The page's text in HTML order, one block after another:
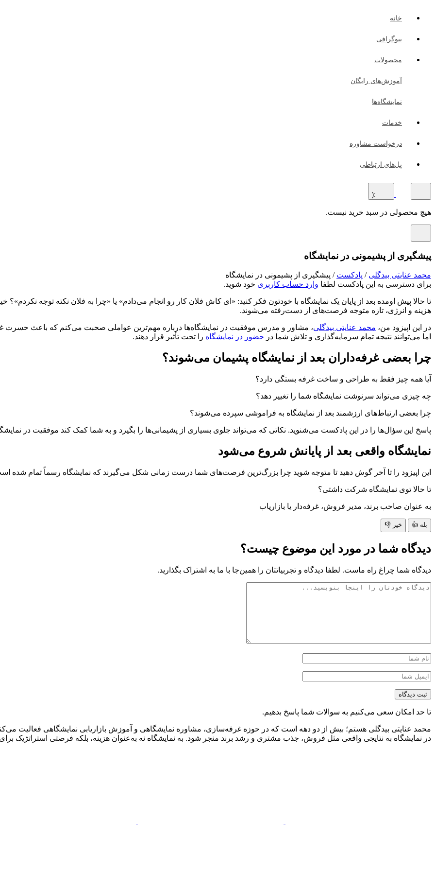
خانه
بیوگرافی
محصولات
آموزش‌های رایگان
نمایشگاه‌ها
خدمات
درخواست مشاوره
پل‌های ارتباطی
:(
هیچ محصولی در سبد خرید نیست.
پیشگیری از پشیمونی در نمایشگاه
محمد عنایتی بیدگلی / پادکست / پیشگیری از پشیمونی در نمایشگاه
برای دسترسی به این پادکست لطفا وارد حساب کاربری خود شوید.
تا حالا پیش اومده بعد از پایان یک نمایشگاه با خودتون فکر کنید: «ای کاش فلان کار رو انجام می‌دادم» یا «چرا به فلان نکته توجه
هزینه و انرژی، تازه متوجه فرصت‌های از دست‌رفته می‌شوند.
در این اپیزود من، محمد عنایتی بیدگلی، مشاور و مدرس موفقیت در نمایشگاه‌ها درباره مهم‌ترین عواملی صحبت می‌کنم که باعث حسرت
اما می‌توانند نتیجه تمام سرمایه‌گذاری و تلاش شما در حضور در نمایشگاه را تحت تأثیر قرار دهند.
چرا بعضی غرفه‌داران بعد از نمایشگاه پشیمان می‌شوند؟
آیا همه چیز فقط به طراحی و ساخت غرفه بستگی دارد؟
چه چیزی می‌تواند سرنوشت نمایشگاه شما را تغییر دهد؟
چرا بعضی ارتباط‌های ارزشمند بعد از نمایشگاه به فراموشی سپرده می‌شوند؟
پاسخ این سؤال‌ها را در این پادکست می‌شنوید. نکاتی که می‌تواند جلوی بسیاری از پشیمانی‌ها را بگیرد و به شما کمک کند موفقیت در
نمایشگاه واقعی بعد از پایانش شروع می‌شود
این اپیزود را تا آخر گوش دهید تا متوجه شوید چرا بزرگ‌ترین فرصت‌های شما درست زمانی شکل می‌گیرند که نمایشگاه رسماً تمام شده
تا حالا توی نمایشگاه شرکت داشتی؟
به عنوان صاحب برند، مدیر فروش، غرفه‌دار یا بازاریاب
بله 👍 خیر 👎
دیدگاه شما در مورد این موضوع چیست؟
دیدگاه شما چراغ راه ماست. لطفا دیدگاه و تجربیاتتان را همین‌جا با ما به اشتراک بگذارید.
تا حد امکان سعی می‌کنیم به سوالات شما پاسخ بدهیم.
محمد عنایتی بیدگلی هستم؛ بیش از دو دهه است که در حوزه غرفه‌سازی، مشاوره نمایشگاهی و آموزش بازاریابی نمایشگاهی فعالیت
در نمایشگاه به نتایجی واقعی مثل فروش، جذب مشتری و رشد برند منجر شود. به نمایشگاه نه به‌عنوان هزینه، بلکه فرصتی استراتژیک